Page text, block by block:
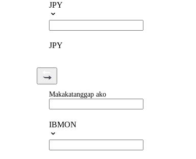
JPY
JPY
Makakatanggap ako
IBMON